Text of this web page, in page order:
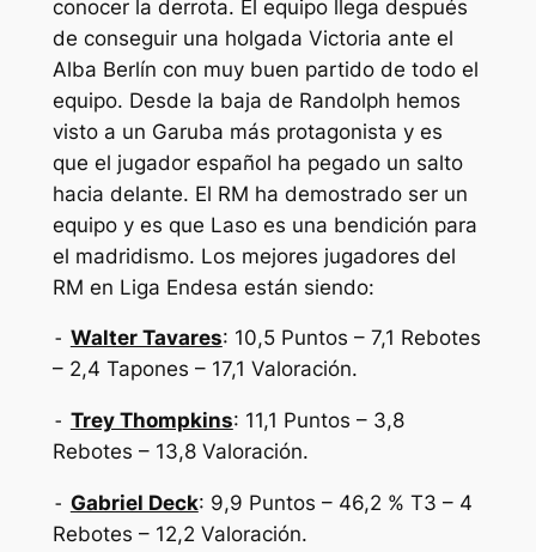
conocer la derrota. El equipo llega después
de conseguir una holgada Victoria ante el
Alba Berlín con muy buen partido de todo el
equipo. Desde la baja de Randolph hemos
visto a un Garuba más protagonista y es
que el jugador español ha pegado un salto
hacia delante. El RM ha demostrado ser un
equipo y es que Laso es una bendición para
el madridismo. Los mejores jugadores del
RM en Liga Endesa están siendo:
⁃ Walter Tavares: 10,5 Puntos – 7,1 Rebotes
– 2,4 Tapones – 17,1 Valoración.
⁃ Trey Thompkins: 11,1 Puntos – 3,8
Rebotes – 13,8 Valoración.
⁃ Gabriel Deck: 9,9 Puntos – 46,2 % T3 – 4
Rebotes – 12,2 Valoración.